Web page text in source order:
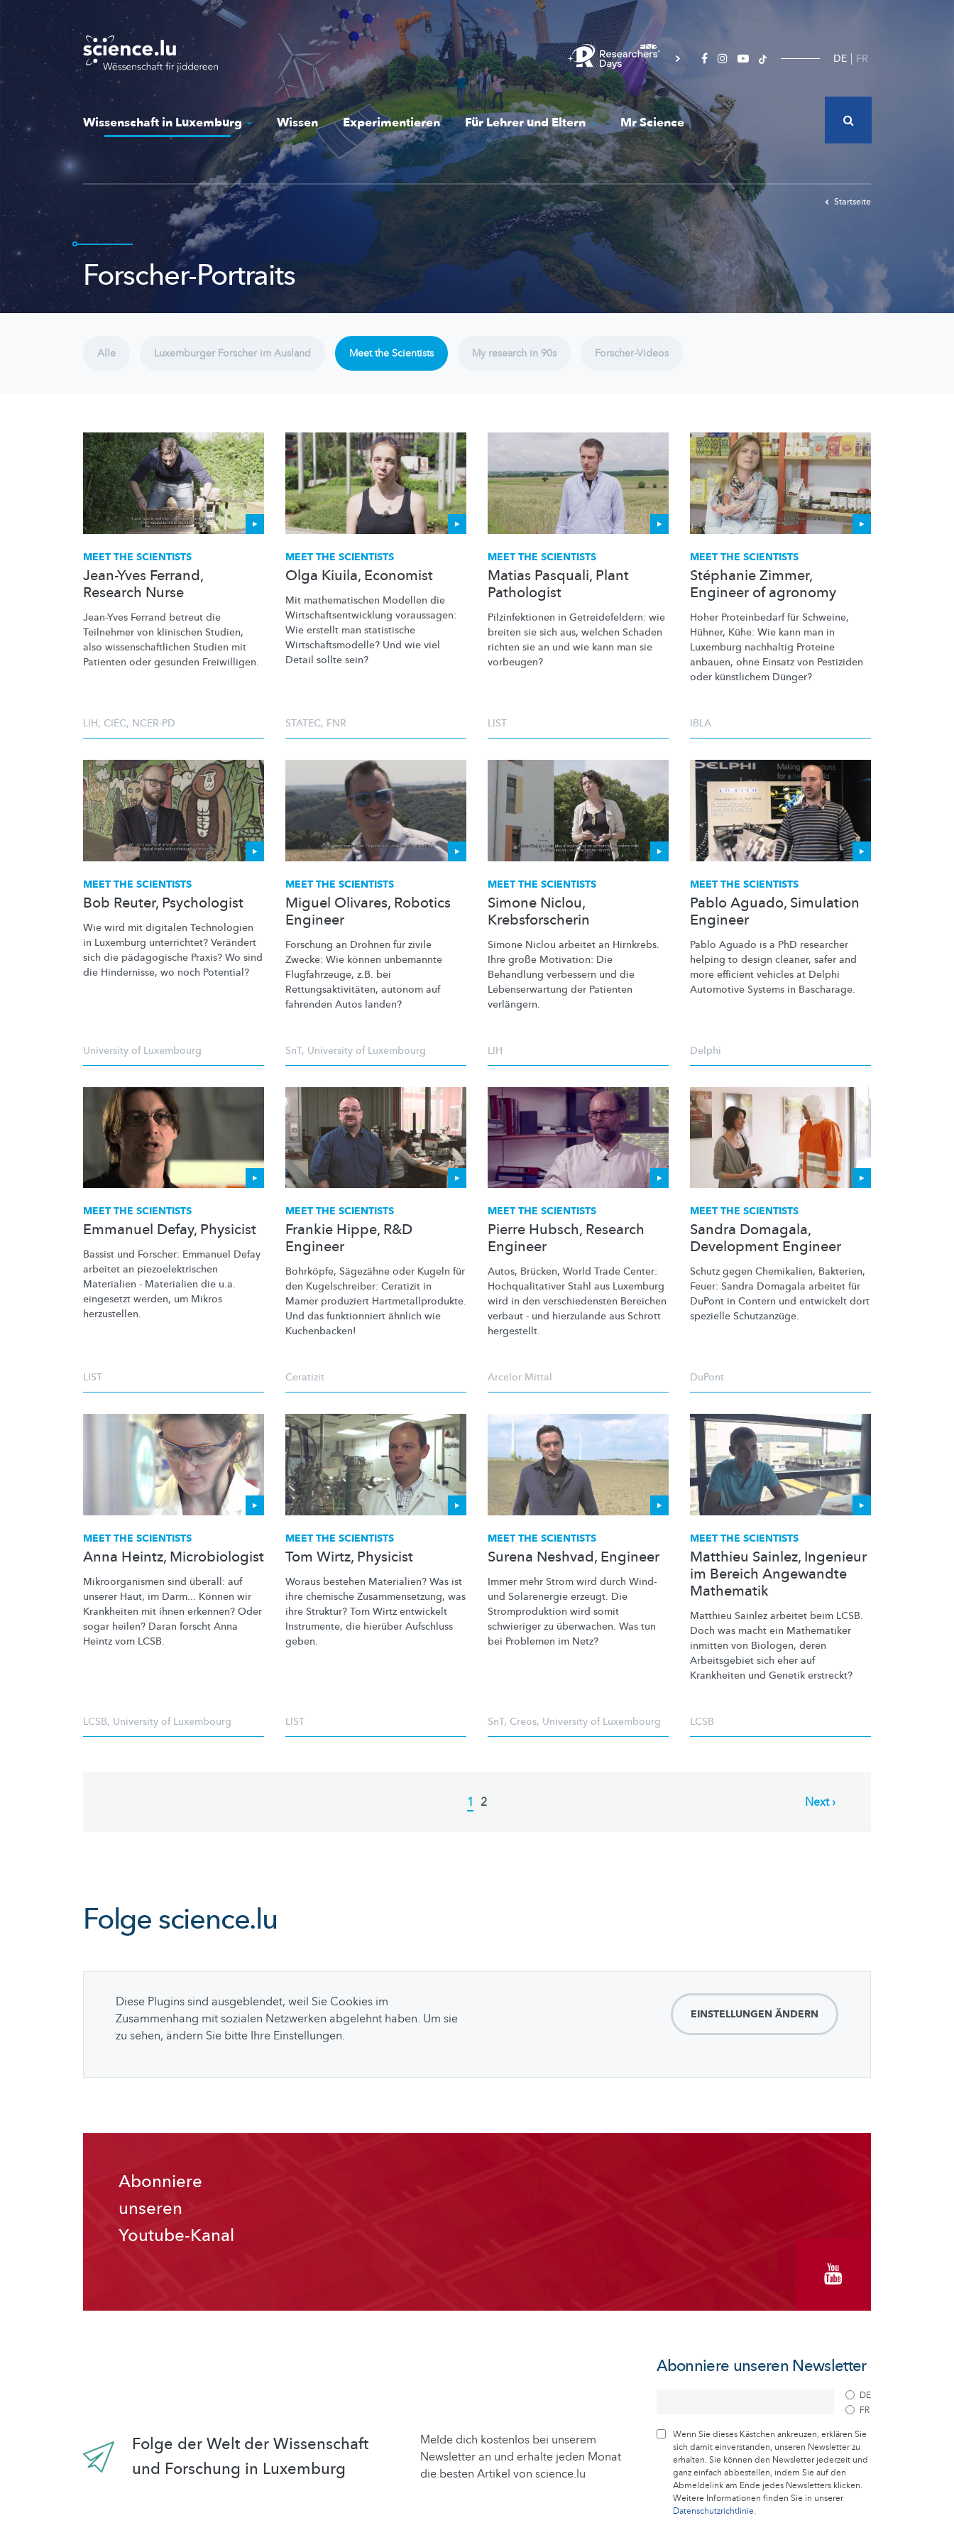
Skip
to
main
content
DE FR
Wissenschaft in Luxemburg Wissen Experimentieren Für Lehrer und Eltern Mr Science
Startseite
Forscher-Portraits
Alle Luxemburger Forscher im Ausland Meet the Scientists My research in 90s Forscher-Videos
MEET THE SCIENTISTS
Jean-Yves Ferrand,
Research Nurse
Jean-Yves Ferrand betreut die
Teilnehmer von klinischen Studien,
also wissenschaftlichen Studien mit
Patienten oder gesunden Freiwilligen.
LIH, CIEC, NCER-PD
MEET THE SCIENTISTS
Olga Kiuila, Economist
Mit mathematischen Modellen die
Wirtschaftsentwicklung voraussagen:
Wie erstellt man statistische
Wirtschaftsmodelle? Und wie viel
Detail sollte sein?
STATEC, FNR
MEET THE SCIENTISTS
Matias Pasquali, Plant
Pathologist
Pilzinfektionen in Getreidefeldern: wie
breiten sie sich aus, welchen Schaden
richten sie an und wie kann man sie
vorbeugen?
LIST
MEET THE SCIENTISTS
Stéphanie Zimmer,
Engineer of agronomy
Hoher Proteinbedarf für Schweine,
Hühner, Kühe: Wie kann man in
Luxemburg nachhaltig Proteine
anbauen, ohne Einsatz von Pestiziden
oder künstlichem Dünger?
IBLA
MEET THE SCIENTISTS
Bob Reuter, Psychologist
Wie wird mit digitalen Technologien
in Luxemburg unterrichtet? Verändert
sich die pädagogische Praxis? Wo sind
die Hindernisse, wo noch Potential?
University of Luxembourg
MEET THE SCIENTISTS
Miguel Olivares, Robotics
Engineer
Forschung an Drohnen für zivile
Zwecke: Wie können unbemannte
Flugfahrzeuge, z.B. bei
Rettungsaktivitäten, autonom auf
fahrenden Autos landen?
SnT, University of Luxembourg
MEET THE SCIENTISTS
Simone Niclou,
Krebsforscherin
Simone Niclou arbeitet an Hirnkrebs.
Ihre große Motivation: Die
Behandlung verbessern und die
Lebenserwartung der Patienten
verlängern.
LIH
MEET THE SCIENTISTS
Pablo Aguado, Simulation
Engineer
Pablo Aguado is a PhD researcher
helping to design cleaner, safer and
more efficient vehicles at Delphi
Automotive Systems in Bascharage.
Delphi
MEET THE SCIENTISTS
Emmanuel Defay, Physicist
Bassist und Forscher: Emmanuel Defay
arbeitet an piezoelektrischen
Materialien - Materialien die u.a.
eingesetzt werden, um Mikros
herzustellen.
LIST
MEET THE SCIENTISTS
Frankie Hippe, R&D
Engineer
Bohrköpfe, Sägezähne oder Kugeln für
den Kugelschreiber: Ceratizit in
Mamer produziert Hartmetallprodukte.
Und das funktionniert ähnlich wie
Kuchenbacken!
Ceratizit
MEET THE SCIENTISTS
Pierre Hubsch, Research
Engineer
Autos, Brücken, World Trade Center:
Hochqualitativer Stahl aus Luxemburg
wird in den verschiedensten Bereichen
verbaut - und hierzulande aus Schrott
hergestellt.
Arcelor Mittal
MEET THE SCIENTISTS
Sandra Domagala,
Development Engineer
Schutz gegen Chemikalien, Bakterien,
Feuer: Sandra Domagala arbeitet für
DuPont in Contern und entwickelt dort
spezielle Schutzanzüge.
DuPont
MEET THE SCIENTISTS
Anna Heintz, Microbiologist
Mikroorganismen sind überall: auf
unserer Haut, im Darm... Können wir
Krankheiten mit ihnen erkennen? Oder
sogar heilen? Daran forscht Anna
Heintz vom LCSB.
LCSB, University of Luxembourg
MEET THE SCIENTISTS
Tom Wirtz, Physicist
Woraus bestehen Materialien? Was ist
ihre chemische Zusammensetzung, was
ihre Struktur? Tom Wirtz entwickelt
Instrumente, die hierüber Aufschluss
geben.
LIST
MEET THE SCIENTISTS
Surena Neshvad, Engineer
Immer mehr Strom wird durch Wind-
und Solarenergie erzeugt. Die
Stromproduktion wird somit
schwieriger zu überwachen. Was tun
bei Problemen im Netz?
SnT, Creos, University of Luxembourg
MEET THE SCIENTISTS
Matthieu Sainlez, Ingenieur
im Bereich Angewandte
Mathematik
Matthieu Sainlez arbeitet beim LCSB.
Doch was macht ein Mathematiker
inmitten von Biologen, deren
Arbeitsgebiet sich eher auf
Krankheiten und Genetik erstreckt?
LCSB
Current
1 Page
2
Next
Next ›
Folge science.lu
Diese Plugins sind ausgeblendet, weil Sie Cookies im
Zusammenhang mit sozialen Netzwerken abgelehnt haben. Um sie
zu sehen, ändern Sie bitte Ihre Einstellungen.
EINSTELLUNGEN ÄNDERN
Abonniere
unseren
Youtube-Kanal
Folge der Welt der Wissenschaft
und Forschung in Luxemburg
Melde dich kostenlos bei unserem
Newsletter an und erhalte jeden Monat
die besten Artikel von science.lu
Abonniere unseren Newsletter
DE
FR
Wenn Sie dieses Kästchen ankreuzen, erklären Sie
sich damit einverstanden, unseren Newsletter zu
erhalten. Sie können den Newsletter jederzeit und
ganz einfach abbestellen, indem Sie auf den
Abmeldelink am Ende jedes Newsletters klicken.
Weitere Informationen finden Sie in unserer
Datenschutzrichtlinie.